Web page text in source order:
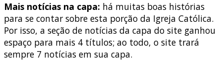
Mais notícias na capa: há muitas boas histórias
para se contar sobre esta porção da Igreja Católica.
Por isso, a seção de notícias da capa do site ganhou
espaço para mais 4 títulos; ao todo, o site trará
sempre 7 notícias em sua capa.